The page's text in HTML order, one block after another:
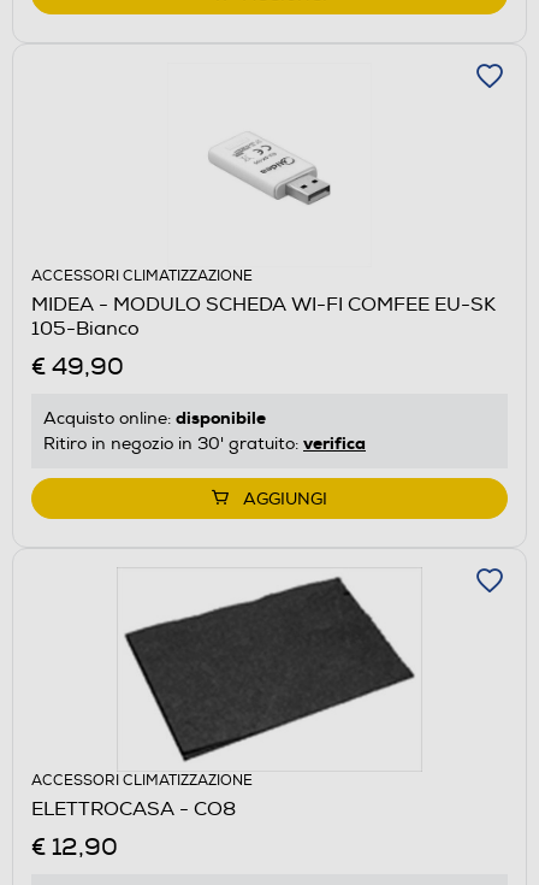
ACCESSORI CLIMATIZZAZIONE
MIDEA - MODULO SCHEDA WI-FI COMFEE EU-SK
105-Bianco
€ 49,90
Acquisto online: disponibile
Ritiro in negozio in 30' gratuito: verifica
AGGIUNGI
ACCESSORI CLIMATIZZAZIONE
ELETTROCASA - CO8
€ 12,90